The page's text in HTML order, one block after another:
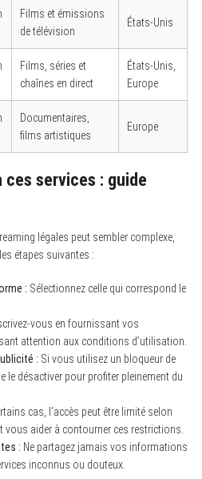
Films et émissions
de télévision
États-Unis
Films, séries et
chaînes en direct
États-Unis,
Europe
Documentaires,
films artistiques
Europe
ces services : guide
légales peut sembler complexe,
étapes suivantes :
: Sélectionnez celle qui correspond le
vous en fournissant vos
attention aux conditions d’utilisation.
: Si vous utilisez un bloqueur de
le désactiver pour profiter pleinement du
cas, l’accès peut être limité selon
vous aider à contourner ces restrictions.
: Ne partagez jamais vos informations
inconnus ou douteux.